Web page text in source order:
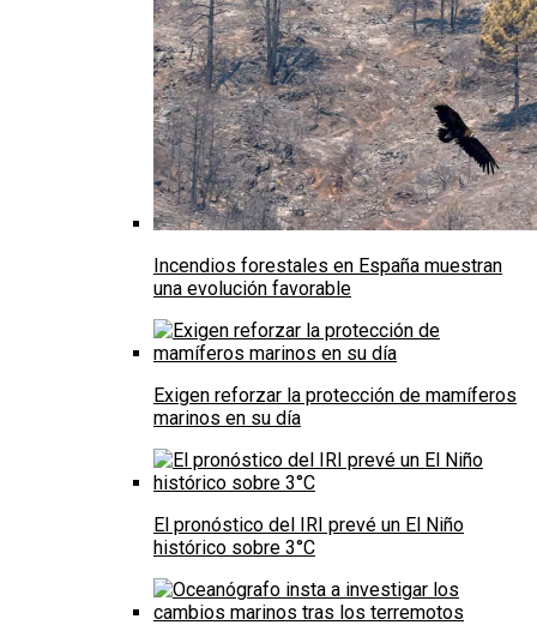
Incendios forestales en España muestran
una evolución favorable
Exigen reforzar la protección de mamíferos
marinos en su día
El pronóstico del IRI prevé un El Niño
histórico sobre 3°C